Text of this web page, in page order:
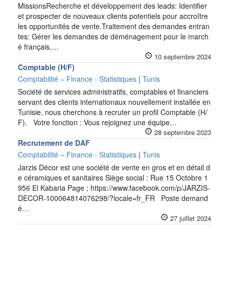
MissionsRecherche et développement des leads: Identifier
et prospecter de nouveaux clients potentiels pour accroître
les opportunités de vente.Traitement des demandes entran
tes: Gérer les demandes de déménagement pour le march
é français,…
10 septembre 2024
Comptable (H/F)
Comptabilité – Finance - Statistiques | Tunis
Société de services administratifs, comptables et financiers
servant des clients internationaux nouvellement installée en
Tunisie, nous cherchons à recruter un profil Comptable (H/
F). Votre fonction : Vous rejoignez une équipe…
28 septembre 2023
Recrutement de DAF
Comptabilité – Finance - Statistiques | Tunis
Jarzis Décor est une société de vente en gros et en détail d
e céramiques et sanitaires Siège social : Rue 15 Octobre 1
956 El Kabaria Page ; https://www.facebook.com/p/JARZIS-
DECOR-100064814076298/?locale=fr_FR Poste demand
é…
27 juillet 2024